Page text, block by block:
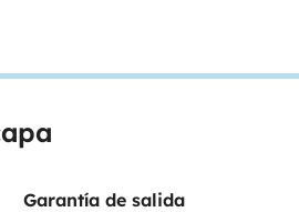
Garantía de salida